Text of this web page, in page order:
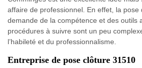
affaire de professionnel. En effet, la pose
demande de la compétence et des outils
procédures à suivre sont un peu
l’habileté et du professionnalisme.
Entreprise de pose clôture 31510